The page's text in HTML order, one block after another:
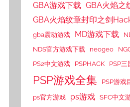
GBA游戏下载 GBA火焰之
GBA火焰纹章封印之剑
gba震动游戏
MD游戏下载
NDS官方游戏下载
neogeo
PS2中文游戏
PSPHACK PSP三
PSP游戏全集 PSP游戏
ps官方游戏
ps游戏 SFC中文